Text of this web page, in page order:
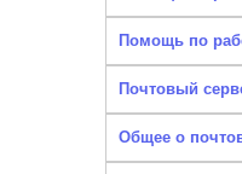
Помощь по
Почтовый
Общее о